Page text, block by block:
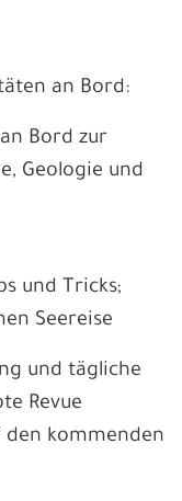
an Bord:
Bord zur
Geologie und
und Tricks;
Seereise
und tägliche
Revue
den kommenden